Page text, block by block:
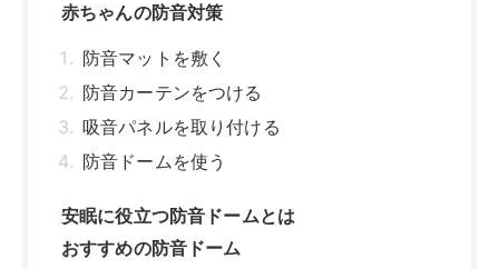
赤ちゃんの防音対策
防音マットを敷く
防音カーテンをつける
吸音パネルを取り付ける
防音ドームを使う
安眠に役立つ防音ドームとは
おすすめの防音ドーム